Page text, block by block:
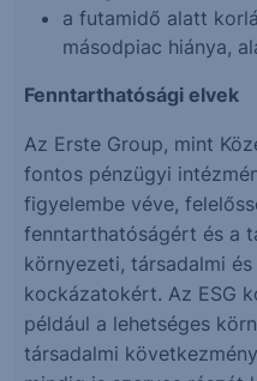
a futamidő alatt
másodpiac hiánya,
Fenntarthatósági elvek
Az Erste Group, mint
fontos pénzügyi
figyelembe véve,
fenntarthatóságért és a
környezeti, társadalmi
kockázatokért. Az ESG
például a lehetséges
társadalmi